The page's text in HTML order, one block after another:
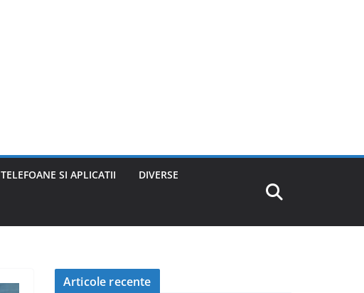
TELEFOANE SI APLICATII DIVERSE
Articole recente